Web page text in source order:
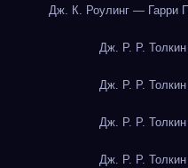
Дж. К. Роулинг — Гарри
Дж. Р. Р.
Дж. Р. Р.
Дж. Р. Р.
Дж. Р. Р.